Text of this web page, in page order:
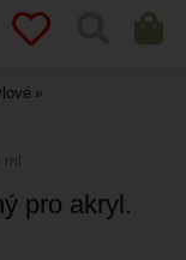
pro akryl.